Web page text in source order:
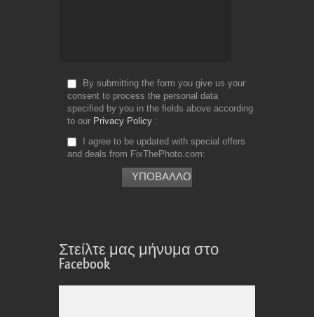
By submitting the form you give us your
consent to process the personal data
specified by you in the fields above according
to our Privacy Policy
I agree to be updated with special offers
and deals from FixThePhoto.com
Στείλτε μας μήνυμα στο
Facebook